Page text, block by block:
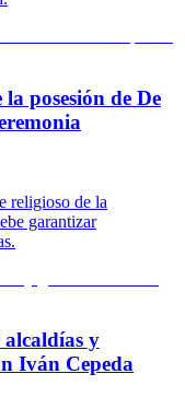
posesión de De
religioso de la
garantizar
y
Iván Cepeda